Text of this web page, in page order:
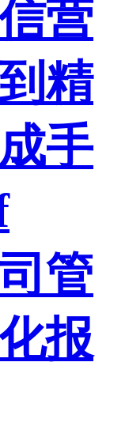
营
精
手
管
报